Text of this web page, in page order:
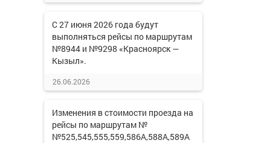
С 27 июня 2026 года будут
выполняться рейсы по маршрутам
№8944 и №9298 «Красноярск —
Кызыл».
26.06.2026
Изменения в стоимости проезда на
рейсы по маршрутам №
№525,545,555,559,586А,588А,589А